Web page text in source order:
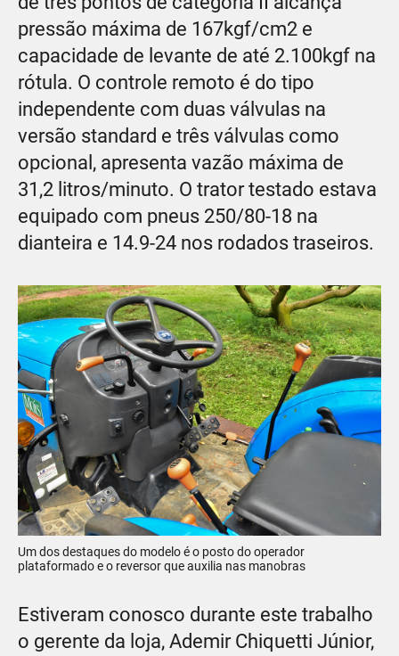
pressão máxima de 167kgf/cm2 e
capacidade de levante de até 2.100kgf na
rótula. O controle remoto é do tipo
independente com duas válvulas na
versão standard e três válvulas como
opcional, apresenta vazão máxima de
31,2 litros/minuto. O trator testado estava
equipado com pneus 250/80-18 na
dianteira e 14.9-24 nos rodados traseiros.
Um dos destaques do modelo é o posto do operador
plataformado e o reversor que auxilia nas manobras
Estiveram conosco durante este trabalho
o gerente da loja, Ademir Chiquetti Júnior,